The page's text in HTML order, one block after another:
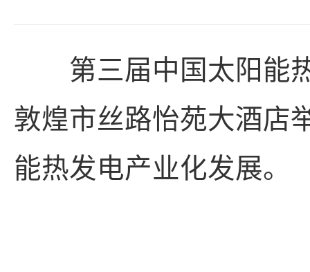
第三届中国太阳能热
敦煌市丝路怡苑大酒店
能热发电产业化发展。